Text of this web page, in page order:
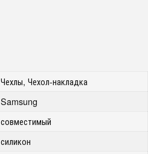
Чехлы, Чехол-накладка
Samsung
совместимый
силикон